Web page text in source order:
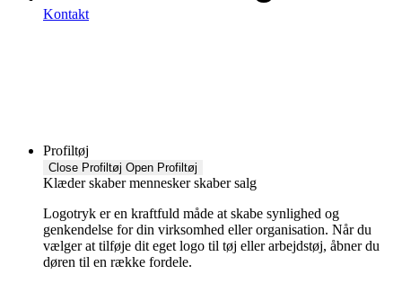
Kontakt
Profiltøj
Close Profiltøj Open Profiltøj
Klæder skaber mennesker skaber salg
Logotryk er en kraftfuld måde at skabe synlighed og
genkendelse for din virksomhed eller organisation. Når du
vælger at tilføje dit eget logo til tøj eller arbejdstøj, åbner du
døren til en række fordele.